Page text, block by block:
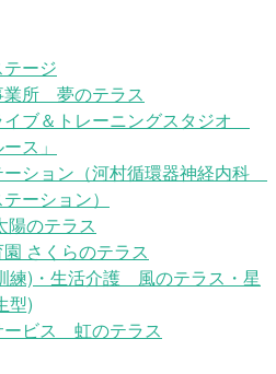
ージ
業所 夢のテラス
ブ＆トレーニングスタジオ
ス」
ション（河村循環器神経内科
ーション）
陽のテラス
さくらのテラス
練)・生活介護 風のテラス・星
型)
ービス 虹のテラス